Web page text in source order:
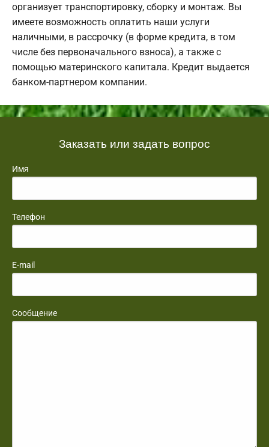
организует транспортировку, сборку и монтаж. Вы
имеете возможность оплатить наши услуги
наличными, в рассрочку (в форме кредита, в том
числе без первоначального взноса), а также с
помощью материнского капитала. Кредит выдается
банком-партнером компании.
Заказать или задать вопрос
Имя
Телефон
E-mail
Сообщение